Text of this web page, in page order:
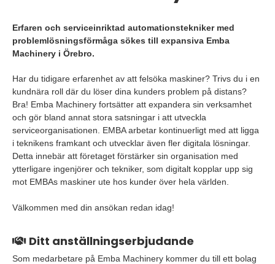
Erfaren och serviceinriktad automationstekniker med
problemlösningsförmåga sökes till expansiva Emba
Machinery i Örebro.
Har du tidigare erfarenhet av att felsöka maskiner? Trivs du i en
kundnära roll där du löser dina kunders problem på distans?
Bra! Emba Machinery fortsätter att expandera sin verksamhet
och gör bland annat stora satsningar i att utveckla
serviceorganisationen. EMBA arbetar kontinuerligt med att ligga
i teknikens framkant och utvecklar även fler digitala lösningar.
Detta innebär att företaget förstärker sin organisation med
ytterligare ingenjörer och tekniker, som digitalt kopplar upp sig
mot EMBAs maskiner ute hos kunder över hela världen.
Välkommen med din ansökan redan idag!
Ditt anställningserbjudande
Som medarbetare på Emba Machinery kommer du till ett bolag